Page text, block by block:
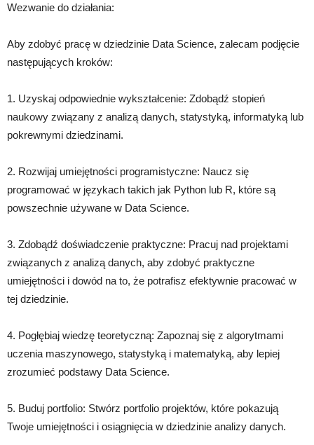
Wezwanie do działania:
Aby zdobyć pracę w dziedzinie Data Science, zalecam podjęcie
następujących kroków:
1. Uzyskaj odpowiednie wykształcenie: Zdobądź stopień
naukowy związany z analizą danych, statystyką, informatyką lub
pokrewnymi dziedzinami.
2. Rozwijaj umiejętności programistyczne: Naucz się
programować w językach takich jak Python lub R, które są
powszechnie używane w Data Science.
3. Zdobądź doświadczenie praktyczne: Pracuj nad projektami
związanych z analizą danych, aby zdobyć praktyczne
umiejętności i dowód na to, że potrafisz efektywnie pracować w
tej dziedzinie.
4. Pogłębiaj wiedzę teoretyczną: Zapoznaj się z algorytmami
uczenia maszynowego, statystyką i matematyką, aby lepiej
zrozumieć podstawy Data Science.
5. Buduj portfolio: Stwórz portfolio projektów, które pokazują
Twoje umiejętności i osiągnięcia w dziedzinie analizy danych.